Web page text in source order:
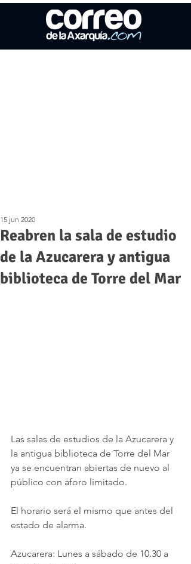
Reabren la sala de estudio
de la Azucarera y antigua
biblioteca de Torre del Mar
15 jun 2020
Las salas de estudios de la Azucarera y
la antigua biblioteca de Torre del Mar
ya se encuentran abiertas de nuevo al
público con aforo limitado.
El horario será el mismo que antes del
estado de alarma.
Azucarera: Lunes a sábado de 10.30 a